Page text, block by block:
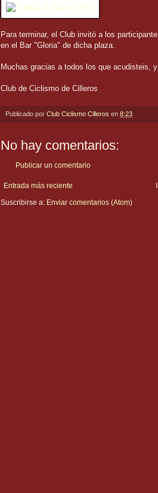
Para terminar, el Club invitó a los
en el Bar "Gloria" de dicha plaza.
Muchas gracias a todos los que acudisteis,
Club de Ciclismo de Cilleros
Publicado por Club Ciclismo Cilleros en 8:23
No hay comentarios:
Publicar un comentario
Entrada más reciente
Suscribirse a: Enviar comentarios (Atom)